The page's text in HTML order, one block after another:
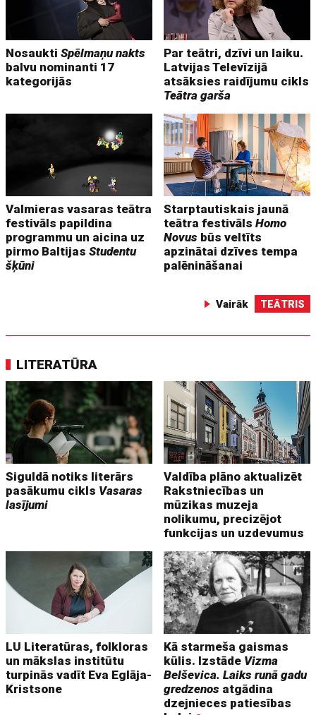
NosauktiSpēlmaņu nakts
balvu nominanti 17
kategorijās
Par teātri, dzīvi un laiku.
Latvijas Televīzijā
atsāksies raidījumu cikls
Teātra garša
Valmieras vasaras teātra
festivāls papildina
programmu un aicina uz
pirmo BaltijasStudentu
šķūni
Starptautiskais jaunā
teātra festivālsHomo
Novus būs veltīts
apzinātai dzīves tempa
palēnināšanai
Vairāk TEĀTRIS
LITERATŪRA
Siguldā notiks literārs
pasākumu cikls Vasaras
lasījumi
Valdība plāno aktualizēt
Rakstniecības un
mūzikas muzeja
nolikumu, precizējot
funkcijas un uzdevumus
LU Literatūras, folkloras
un mākslas institūtu
turpinās vadīt Eva Eglāja-
Kristsone
Kā starmeša gaismas
kūlis. Izstāde Vizma
Belševica. Laiks runā gadu
gredzenos atgādina
dzejnieces patiesības